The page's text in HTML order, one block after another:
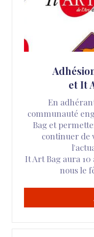
et It
En
communauté
Bag et
continuer de
It Art Bag aura 10
nous le